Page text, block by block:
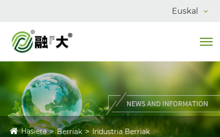
Euskal
Hasiera Berriak Industria Berriak